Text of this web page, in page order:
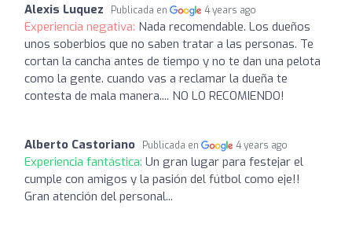
Alexis Luquez Publicada en 4 years ago
Experiencia negativa: Nada recomendable. Los dueños
unos soberbios que no saben tratar a las personas. Te
cortan la cancha antes de tiempo y no te dan una pelota
como la gente. cuando vas a reclamar la dueña te
contesta de mala manera.... NO LO RECOMIENDO!
Alberto Castoriano Publicada en 4 years ago
Experiencia fantástica: Un gran lugar para festejar el
cumple con amigos y la pasión del fútbol como eje!!
Gran atención del personal...